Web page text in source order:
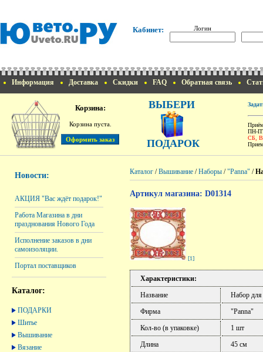
Кабинет: Логин
Информация Доставка Скидки FAQ Обратная связь
Корзина:
Корзина пуста.
ВЫБЕРИ
ПОДАРОК
ПН-
СБ,
Новости:
АКЦИЯ "Вас ждёт подарок!"
Работа Магазина в дни
празднования Нового Года
Исполнение заказов в дни
самоизоляции.
Портал поставщиков
Каталог:
ПОДАРКИ
Шитье
Вышивание
Вязание
Каталог /Вышивание /Наборы /"Panna" /
Артикул магазина: D01314
[1]
Характеристики:
Название
Набор
Фирма
"Panna"
Кол-во (в упаковке)
1 шт
Длина
45 см